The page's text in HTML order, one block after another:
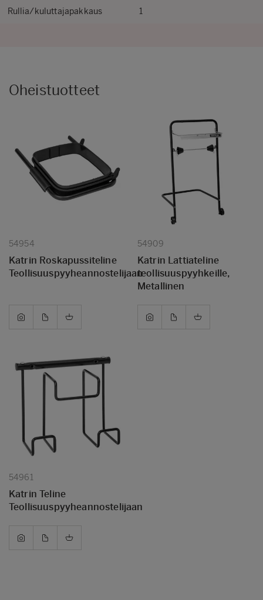
Rullia/kuluttajapakkaus 1
Oheistuotteet
54954
Katrin Roskapussiteline
Teollisuuspyyheannostelijaan
54909
Katrin Lattiateline
teollisuuspyyhkeille,
Metallinen
54961
Katrin Teline
Teollisuuspyyheannostelijaan